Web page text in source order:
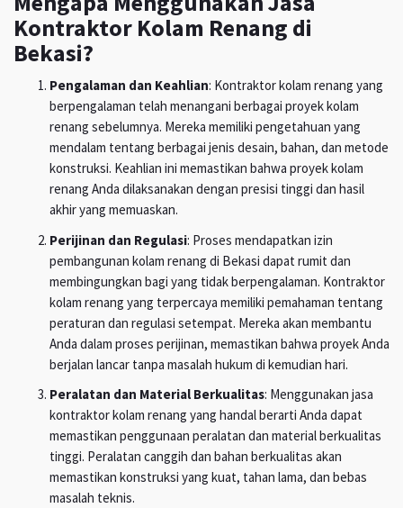
Kontraktor Kolam Renang di
Bekasi?
Pengalaman dan Keahlian: Kontraktor kolam renang yang
berpengalaman telah menangani berbagai proyek kolam
renang sebelumnya. Mereka memiliki pengetahuan yang
mendalam tentang berbagai jenis desain, bahan, dan metode
konstruksi. Keahlian ini memastikan bahwa proyek kolam
renang Anda dilaksanakan dengan presisi tinggi dan hasil
akhir yang memuaskan.
Perijinan dan Regulasi: Proses mendapatkan izin
pembangunan kolam renang di Bekasi dapat rumit dan
membingungkan bagi yang tidak berpengalaman. Kontraktor
kolam renang yang terpercaya memiliki pemahaman tentang
peraturan dan regulasi setempat. Mereka akan membantu
Anda dalam proses perijinan, memastikan bahwa proyek Anda
berjalan lancar tanpa masalah hukum di kemudian hari.
Peralatan dan Material Berkualitas: Menggunakan jasa
kontraktor kolam renang yang handal berarti Anda dapat
memastikan penggunaan peralatan dan material berkualitas
tinggi. Peralatan canggih dan bahan berkualitas akan
memastikan konstruksi yang kuat, tahan lama, dan bebas
masalah teknis.